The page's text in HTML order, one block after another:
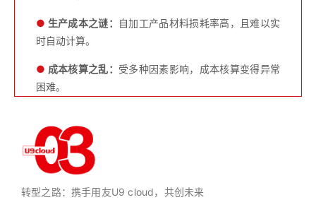
● 生产成本之谜：
自加工产品材料损耗率高，且难以实
时自动计算。
● 成本核算之乱： 受多种因素影响，成本核算变得异常
困难。
转型之路：携手用友U9 cloud，共创未来